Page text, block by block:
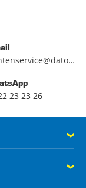
klantenservice@datona.nl
23 23 26